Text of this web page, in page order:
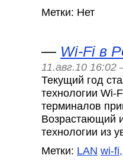
Метки: Нет
— Wi-Fi в
11.авг.10
Текущий год
технологии Wi-
терминалов
Возрастающий
технологии из
Метки: LAN wi-fi,